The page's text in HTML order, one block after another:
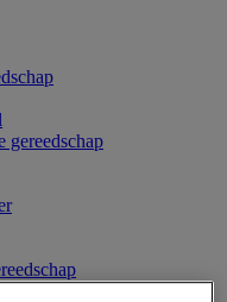
gereedschap